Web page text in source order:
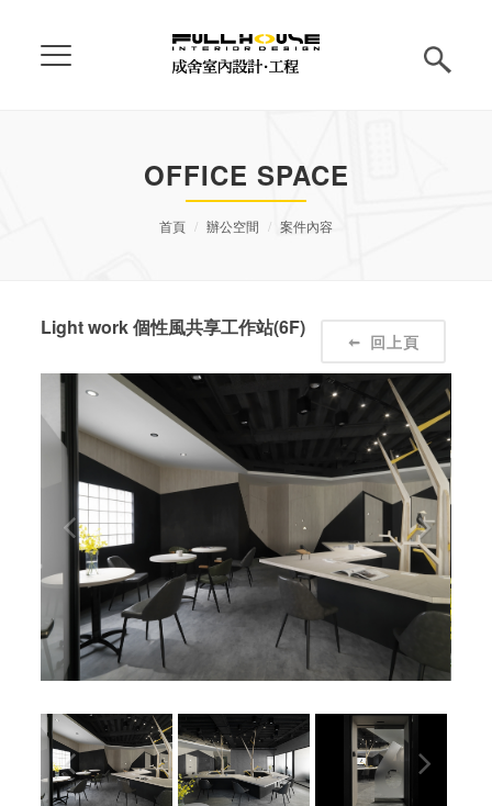
OFFICE SPACE
首頁 辦公空間 案件內容
Light work 個性風共享工作站(6F)
回上頁